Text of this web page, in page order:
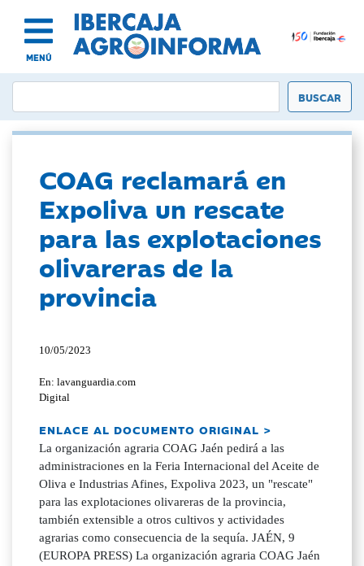
MENÚ
COAG reclamará en
Expoliva un rescate
para las explotaciones
olivareras de la
provincia
10/05/2023
En: lavanguardia.com
Digital
ENLACE AL DOCUMENTO ORIGINAL >
La organización agraria COAG Jaén pedirá a las
administraciones en la Feria Internacional del Aceite de
Oliva e Industrias Afines, Expoliva 2023, un "rescate"
para las explotaciones olivareras de la provincia,
también extensible a otros cultivos y actividades
agrarias como consecuencia de la sequía. JAÉN, 9
(EUROPA PRESS) La organización agraria COAG Jaén